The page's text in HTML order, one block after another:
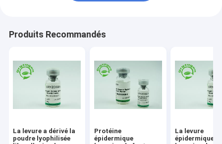
Produits Recommandés
La levure a dérivé la
poudre lyophilisée
Protéine
épidermique
La levure
épidermique